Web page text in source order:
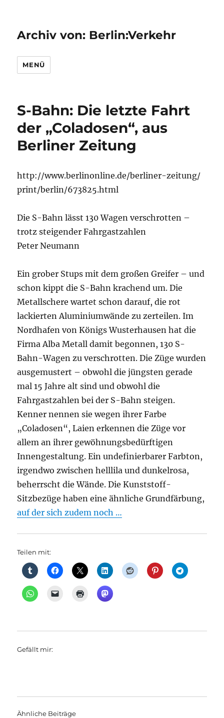
Archiv von: Berlin:Verkehr
MENÜ
S-Bahn: Die letzte Fahrt
der „Coladosen“, aus
Berliner Zeitung
http://www.berlinonline.de/berliner-zeitung/
print/berlin/673825.html
Die S-Bahn lässt 130 Wagen verschrotten –
trotz steigender Fahrgastzahlen
Peter Neumann
Ein grober Stups mit dem großen Greifer – und
schon kippt die S-Bahn krachend um. Die
Metallschere wartet schon darauf, die rot
lackierten Aluminiumwände zu zerteilen. Im
Nordhafen von Königs Wusterhausen hat die
Firma Alba Metall damit begonnen, 130 S-
Bahn-Wagen zu verschrotten. Die Züge wurden
ausgemustert – obwohl die jüngsten gerade
mal 15 Jahre alt sind und obwohl die
Fahrgastzahlen bei der S-Bahn steigen.
Kenner nennen sie wegen ihrer Farbe
„Coladosen“, Laien erkennen die Züge vor
allem an ihrer gewöhnungsbedürftigen
Innengestaltung. Ein undefinierbarer Farbton,
irgendwo zwischen helllila und dunkelrosa,
beherrscht die Wände. Die Kunststoff-
Sitzbezüge haben eine ähnliche Grundfärbung,
auf der sich zudem noch …
Teilen mit:
Gefällt mir:
Ähnliche Beiträge